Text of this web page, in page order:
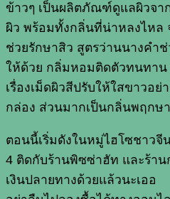
ข้าวๆ เป็นผลิตภัณฑ์ดูแลผิวจา
ผิว พร้อมทั้งกลิ่นที่น่าหลงไหล
ช่วยรักษาสิว สูตรว่านนางคำ
ให้ด้วย กลิ่มหอมติดตัวทนทาน
เรื่องเม็ดผิวสีปรับให้ใสขาวอ
กล่อง ส่วนมากเป็นกลิ่นพฤกษ
ตอนนี้เริ่มดังในหมู่ไฮโซชาวจี
4 ติดกับร้านพิซซ่าฮัท และร้าน
เงินปลายทางด้วยแล้วนะเออ